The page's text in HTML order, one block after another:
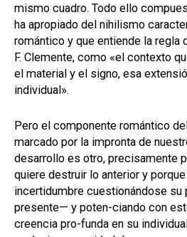
mismo cuadro. Todo ello
ha apropiado del nihilismo
romántico y que entiende la regla
F. Clemente, como «el contexto
el material y el signo, esa
individual».
Pero el componente romántico
marcado por la impronta de
desarrollo es otro, precisamente
quiere destruir lo anterior y
incertidumbre cuestionándose
presente— y poten-ciando con
creencia pro-funda en su